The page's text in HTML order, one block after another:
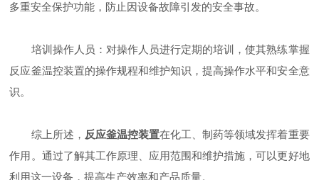
多重安全保护功能，防止因设备故障引发的安全事故。
培训操作人员：对操作人员进行定期的培训，使其熟练掌握
反应釜温控装置的操作规程和维护知识，提高操作水平和安全意
识。
综上所述， 反应釜温控装置在化工、制药等领域发挥着重要
作用。通过了解其工作原理、应用范围和维护措施，可以更好地
利用这一设备，提高生产效率和产品质量。